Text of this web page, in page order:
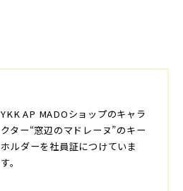
YKK AP MADOショップのキャラ
クター“窓辺のマドレーヌ”のキー
ホルダーを社員証につけていま
す。